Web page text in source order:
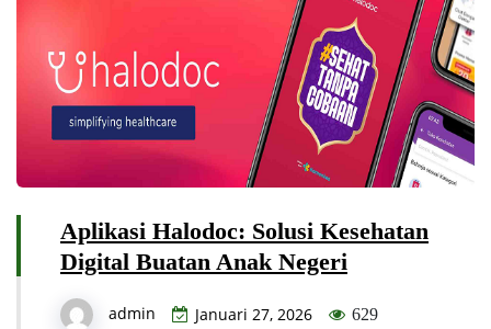
Aplikasi Halodoc: Solusi Kesehatan
Digital Buatan Anak Negeri
admin Januari 27, 2026 629